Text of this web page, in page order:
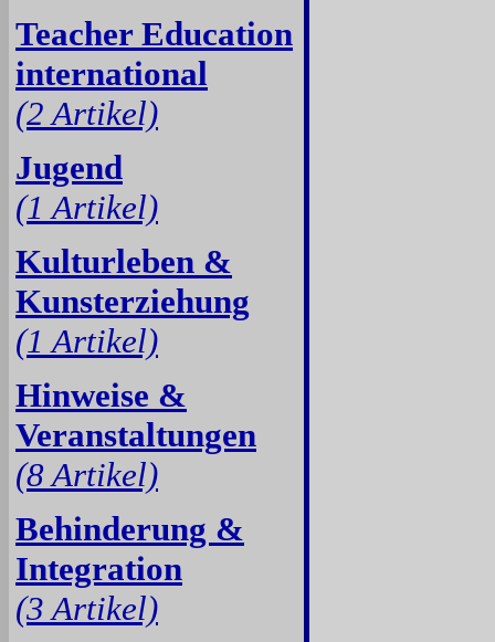
Teacher Education
international
(2 Artikel)
Jugend
(1 Artikel)
Kulturleben &
Kunsterziehung
(1 Artikel)
Hinweise &
Veranstaltungen
(8 Artikel)
Behinderung &
Integration
(3 Artikel)